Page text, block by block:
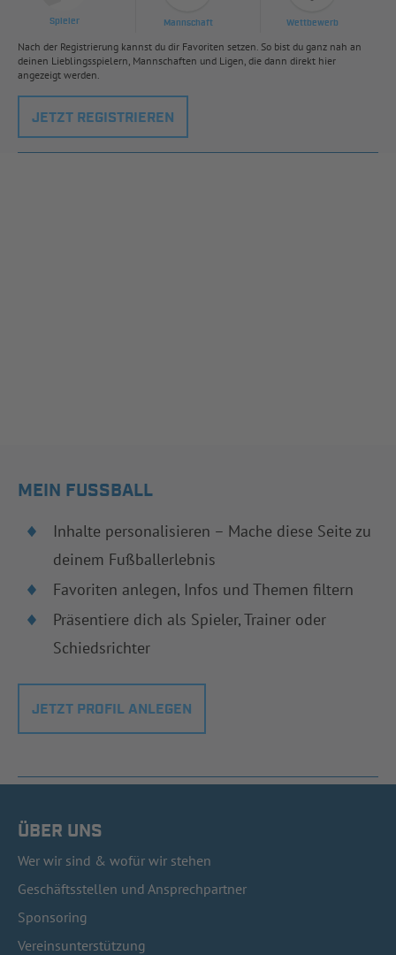
Spieler Mannschaft Wettbewerb
Nach der Registrierung kannst du dir Favoriten setzen. So bist du ganz nah an
deinen Lieblingsspielern, Mannschaften und Ligen, die dann direkt hier
angezeigt werden.
JETZT REGISTRIEREN
MEIN FUSSBALL
Inhalte personalisieren – Mache diese Seite zu
deinem Fußballerlebnis
Favoriten anlegen, Infos und Themen filtern
Präsentiere dich als Spieler, Trainer oder
Schiedsrichter
JETZT PROFIL ANLEGEN
ÜBER UNS
Wer wir sind & wofür wir stehen
Geschäftsstellen und Ansprechpartner
Sponsoring
Vereinsunterstützung